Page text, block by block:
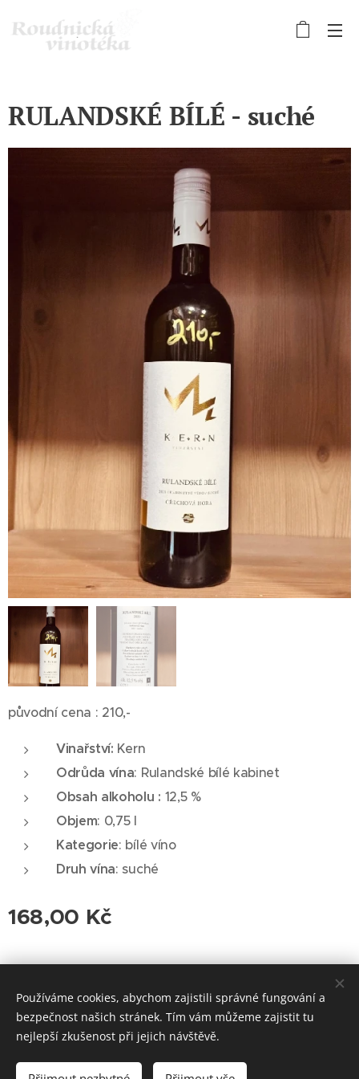
RULANDSKÉ BÍLÉ - suché
původní cena : 210,-
Vinařství: Kern
Odrůda vína: Rulandské bílé kabinet
Obsah alkoholu : 12,5 %
Objem: 0,75 l
Kategorie: bílé víno
Druh vína: suché
168,00 Kč
© 2026 Roudnická vinotéka. Všechna práva vyhrazena.
Cookies
Používáme cookies, abychom zajistili správné fungování a
bezpečnost našich stránek. Tím vám můžeme zajistit tu
nejlepší zkušenost při jejich návštěvě.